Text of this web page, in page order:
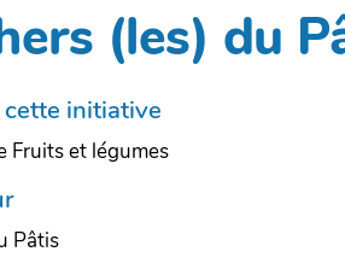
(les) du
initiative
Fruits et légumes
Pâtis